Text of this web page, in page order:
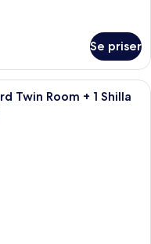
Se priser
av högsta kvalitet och
Twin Room + 1 Shilla